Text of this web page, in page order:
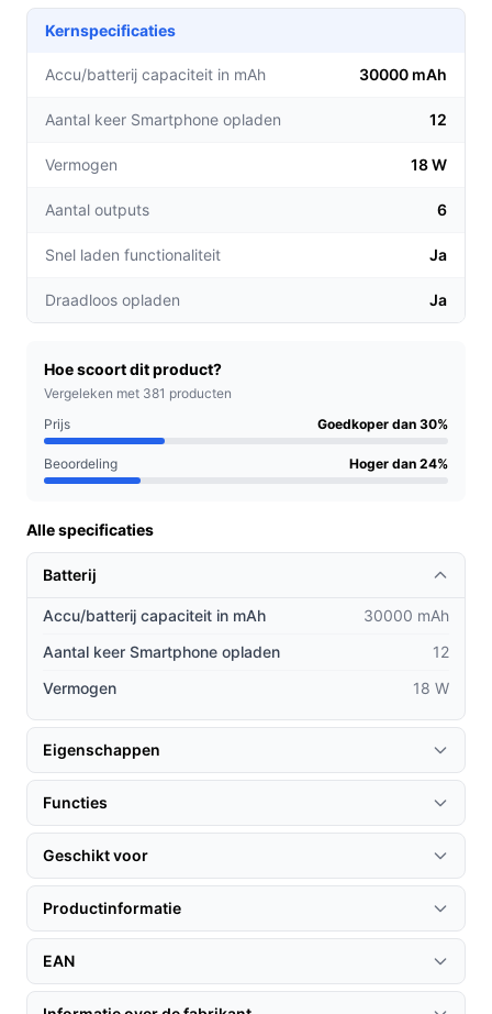
Bekijk alle details en vergelijk modellen op
Kernspecificaties
Accu/batterij capaciteit in mAh 30000 mAh
Aantal keer Smartphone opladen 12
Vermogen 18 W
Aantal outputs 6
Snel laden functionaliteit Ja
Draadloos opladen Ja
Hoe scoort dit product?
Vergeleken met 381 producten
Prijs
Goedkoper dan 30%
Beoordeling Hoger dan 24%
Alle specificaties
Batterij
Accu/batterij capaciteit in mAh
30000 mAh
Aantal keer Smartphone opladen
12
Vermogen
18 W
Eigenschappen
Functies
Geschikt voor
Productinformatie
EAN